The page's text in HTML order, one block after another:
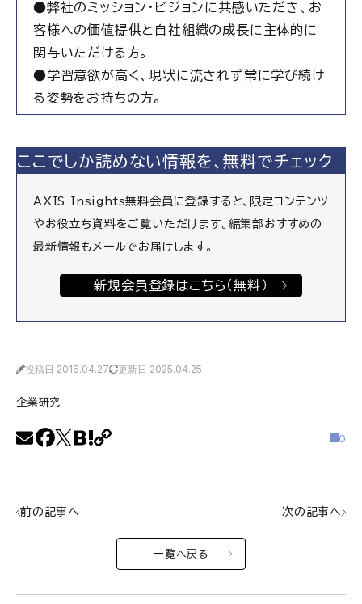
●弊社のミッション・ビジョンに共感いただき、お
客様への価値提供と自社組織の成長に主体的に
関与いただける方。
●学習意欲が高く、現状に流されず常に学び続け
る姿勢をお持ちの方。
ここでしか読めない情報を、無料でチェック
AXIS Insights無料会員に登録すると、限定コンテンツ
やお役立ち資料をご覧いただけます。編集部おすすめの
最新情報もメールでお届けします。
新規会員登録はこちら（無料）
投稿日 2016.04.27 更新日 2025.04.25
企業研究
0
前の記事へ
一覧へ戻る
次の記事へ